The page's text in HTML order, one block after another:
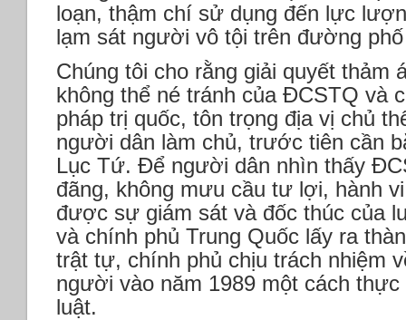
loạn, thậm chí sử dụng đến lực
lạm sát người vô tội trên đường
Chúng tôi cho rằng giải quyết thảm
không thể né tránh của ĐCSTQ và
pháp trị quốc, tôn trọng địa vị chủ
người dân làm chủ, trước tiên cần
Lục Tứ. Để người dân nhìn thấy
đãng, không mưu cầu tư lợi, hành
được sự giám sát và đốc thúc của
và chính phủ Trung Quốc lấy ra
trật tự, chính phủ chịu trách nhiệm
người vào năm 1989 một cách
luật.